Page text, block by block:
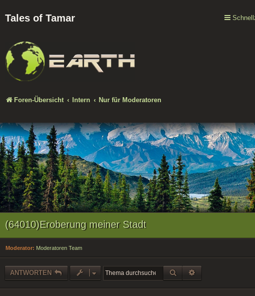
Tales of Tamar
Foren-Übersicht Intern Nur für Moderatoren
(64010)Eroberung meiner Stadt
Moderator: Moderatoren Team
ANTWORTEN SUCHE